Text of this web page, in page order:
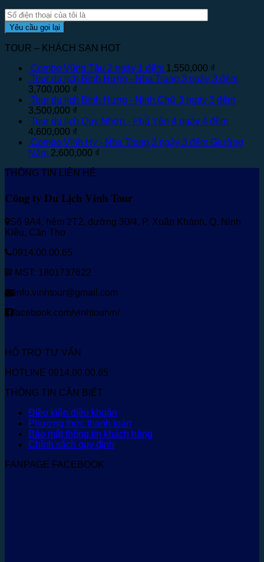
TOUR – KHÁCH SẠN HOT
Combo Vũng Tàu 2 ngày 1 đêm 1,550,000 ₫
Tour du lịch Bình Hưng - Nha Trang 3 ngày 3 đêm
3,700,000 ₫
Tour du lịch Bình Hưng - Ninh Chữ 3 ngày 3 đêm
3,500,000 ₫
Tour du lịch Quy Nhơn - Phú Yên 4 ngày 4 đêm
4,600,000 ₫
Combo Vĩnh Hy - Nha Trang 3 ngày 3 đêm Giường
Nằm 2,600,000 ₫
THÔNG TIN LIÊN HỆ
Công ty Du Lịch Vinh Tour
Số 9A4, hẻm 2T2, đường 30/4, P. Xuân Khánh, Q. Ninh
Kiều, Cần Thơ
0914.00.00.65
MST: 1801737622
info.vinhtour@gmail.com
facebook.com/vinhtourvn/
HỖ TRỢ TƯ VẤN
HOTLINE 0914.00.00.65
THÔNG TIN CẦN BIẾT
Điều kiện điều khoản
Phương thức thanh toán
Bảo mật thông tin khách hàng
Chính sách quy định
FANPAGE FACEBOOK